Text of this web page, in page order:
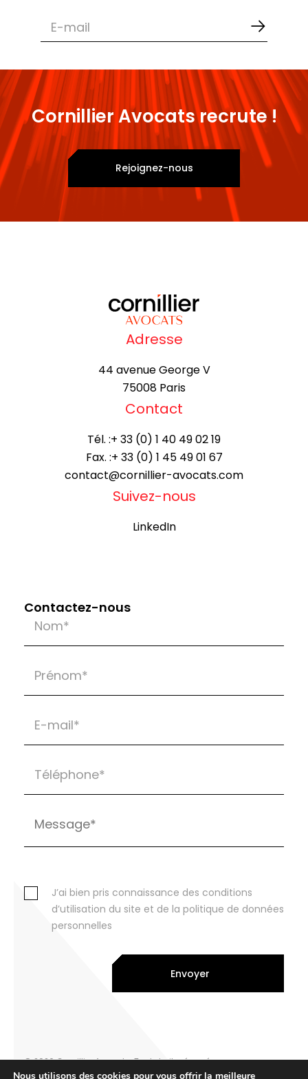
Cornillier Avocats recrute !
Rejoignez-nous
Adresse
44 avenue George V
75008 Paris
Contact
Tél. :+ 33 (0) 1 40 49 02 19
Fax. :+ 33 (0) 1 45 49 01 67
contact@cornillier-avocats.com
Suivez-nous
LinkedIn
Contactez-nous
J’ai bien pris connaissance des conditions
d’utilisation du site et de la politique de données
personnelles
Envoyer
© 2026 Cornillier Avocats. Tout droits réservés
Nous utilisons des cookies pour vous offrir la meilleure